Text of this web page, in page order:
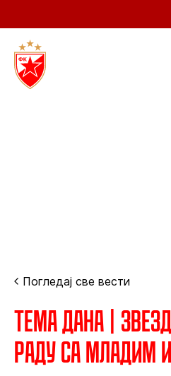
Погледај све вести
Тема дана |
раду са младим